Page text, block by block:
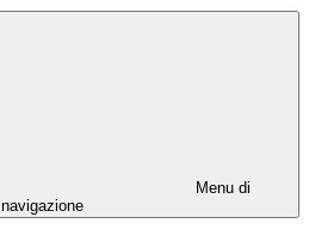
Menu di
navigazione